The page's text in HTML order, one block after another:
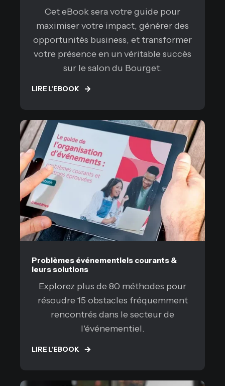
Cet eBook sera votre guide pour
maximiser votre impact, générer des
opportunités business, et transformer
votre présence en un véritable succès
sur le salon du Bourget.
LIRE L'EBOOK
Problèmes événementiels courants &
leurs solutions
Explorez plus de 80 méthodes pour
résoudre 15 obstacles fréquemment
rencontrés dans le secteur de
l'événementiel.
LIRE L'EBOOK